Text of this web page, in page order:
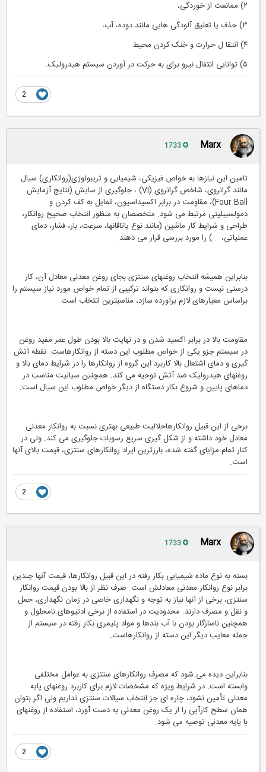
Marx
تامین این نیازها به خواص فیزیکی، شیمیایی و تریبولوژی(روانکاری) سیال
مانند گرانروی، شاخص گرانروی (VI) ، جلوگیری از سایش (نتایج آزمایش
Four Ball)، مقاومت در برابر اکسیداسیون، تمایل به کف کردن و
دمولسیبلیتی مرتبط می شود. متخصصان به منظور انتخاب صحیح روانکار،
طراحی و شرایط کار ماشین (مانند نوع یاتاقانها، سرعت، بار، فشار، دمای
عملیاتی، ...) را مورد بررسی قرار می دهند.
بنابراین همیشه انتخاب روغنهای سنتزی بجای روغن معدنی معادل آن، کار
درستی نیست و روانکاری که بتواند ترکیبی از تمام خواص مورد نیاز سیستم را
براساس معیارهای لازم برآورده سازد، مناسبترین انتخاب است.
مقاومت بالا در برابر اکسید شدن و در نهایت بالا بودن طول عمر مفید روغن
در سیستم جزو یکی از خواص مطلوب این دسته از روانکارهاست. نقطه آتش
گیری و دمای اشتعال بالا کاربرد این گروه از روانکارها را در شرایط دمای بالا و
روغنهای هیدرولیک ضد آتش توجیه می کند. همچنین سیالیت مناسب در
دماهای پایین و شروع بکار دستگاه از دیگر خواص مطلوب این سیال است.
برخی از این قبیل روانکارهاحلالیت طبیعی بهتری نسبت به روانکار معدنی
معادل خود داشته و از شکل گیری سریع رسوبات جلوگیری می کند. ولی در
کنار تمام مزایای گفته شده، بارزترین ایراد روانکارهای سنتزی، قیمت بالای آنها
است.
Marx
بسته به نوع ماده شیمیایی بکار رفته در این قبیل روانکارها، قیمت آنها چندین
برابر نوع روانکار معدنی معادلش است. صرف نظر از بالا بودن قیمت روانکار
سنتزی، برخی از آنها نیاز به توجه و نگهداری خاصی در زمان نگهداری، حمل
و نقل و مصرف دارند. محدودیت در استفاده از برخی ادتیوهای نامحلول و
همچنین ناسازگار بودن با آب بندها و مواد پلیمری بکار رفته در سیستم از
جمله معایب دیگر این دسته از روانکارهاست.
بنابراین دیده می شود که مصرف روانکارهای سنتزی به عوامل مختلفی
وابسته است. در شرایط ویژه که مشخصات لازم برای کاربرد روغنهای پایه
معدنی تأمین نشود، چاره ای جز انتخاب سیالات سنتزی نداریم ولی اگر بتوان
همان سطح کارآیی را از یک روغن معدنی به دست آورد، استفاده از روغنهای
با پایه معدنی توصیه می شود.